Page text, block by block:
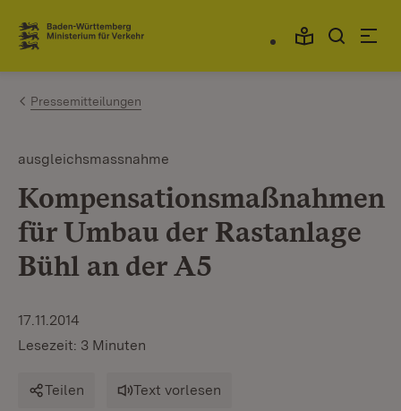
Zum Inhalt springen
Link zur Startseite
Pressemitteilungen
ausgleichsmassnahme
Kompensationsmaßnahmen
für Umbau der Rastanlage
Bühl an der A5
17.11.2014
Lesezeit: 3 Minuten
Teilen Text vorlesen